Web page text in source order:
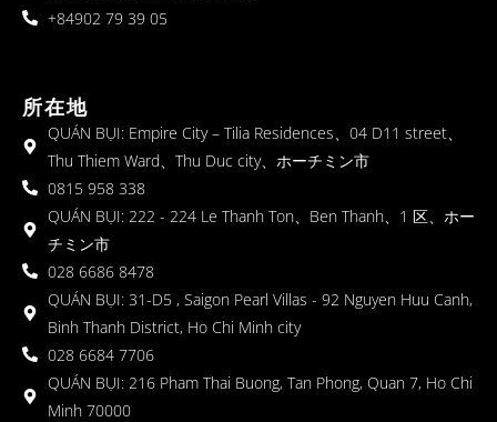
+84902 79 39 05
所在地
QUÁN BỤI: Empire City – Tilia Residences、04 D11 street、
Thu Thiem Ward、Thu Duc city、ホーチミン市
0815 958 338
QUÁN BỤI: 222 - 224 Le Thanh Ton、Ben Thanh、1 区、ホー
チミン市
028 6686 8478
QUÁN BỤI: 31-D5 , Saigon Pearl Villas - 92 Nguyen Huu Canh,
Binh Thanh District, Ho Chi Minh city
028 6684 7706
QUÁN BỤI: 216 Pham Thai Buong, Tan Phong, Quan 7, Ho Chi
Minh 70000